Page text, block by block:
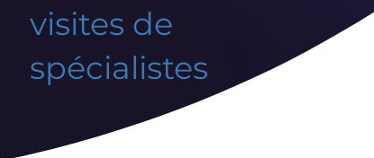
visites de
spécialistes